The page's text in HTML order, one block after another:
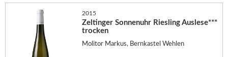
2015
Zeltinger Sonnenuhr Riesling Auslese***
trocken
Molitor Markus, Bernkastel Wehlen